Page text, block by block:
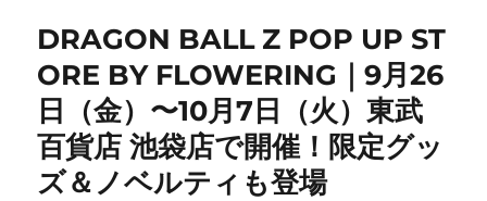
DRAGON BALL Z POP UP ST
ORE BY FLOWERING｜9月26
日（金）〜10月7日（火）東武
百貨店 池袋店で開催！限定グッ
ズ＆ノベルティも登場